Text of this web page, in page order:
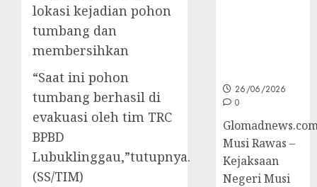
lokasi kejadian pohon
tumbang dan
membersihkan
“Saat ini pohon
tumbang berhasil di
evakuasi oleh tim TRC
BPBD
Lubuklinggau,”tutupnya.
(SS/TIM)
26/06/2026
0
Musi Rawas –
Kejaksaan
Negeri Musi